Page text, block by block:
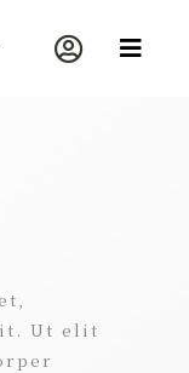
Ut elit